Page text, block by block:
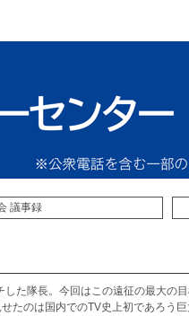
議事録
た隊長。今回はこの遠征の最大の
のは国内でのTV史上初であろう